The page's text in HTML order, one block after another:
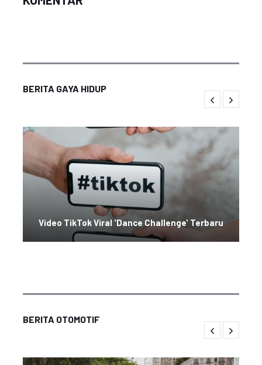
BERITA GAYA HIDUP
Video TikTok Viral 'Dance Challenge' Terbaru
BERITA OTOMOTIF